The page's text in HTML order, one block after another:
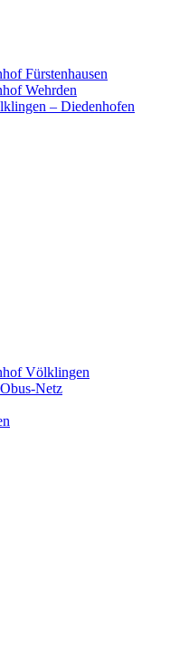
Fürstenhausen
Wehrden
– Diedenhofen
Völklingen
Netz